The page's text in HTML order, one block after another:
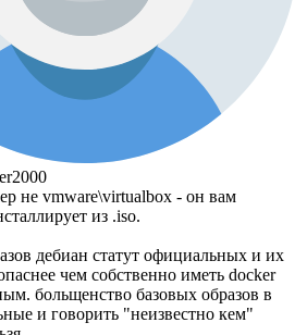
не vmware\virtualbox - он вам
из .iso.
дебиан статут официальных и их
чем собственно иметь docker
больщенство базовых образов в
и говорить "неизвестно кем"